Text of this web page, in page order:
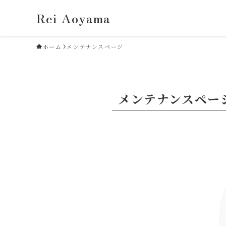
Rei Aoyama
ホーム メンテナンスページ
メンテナンスペー